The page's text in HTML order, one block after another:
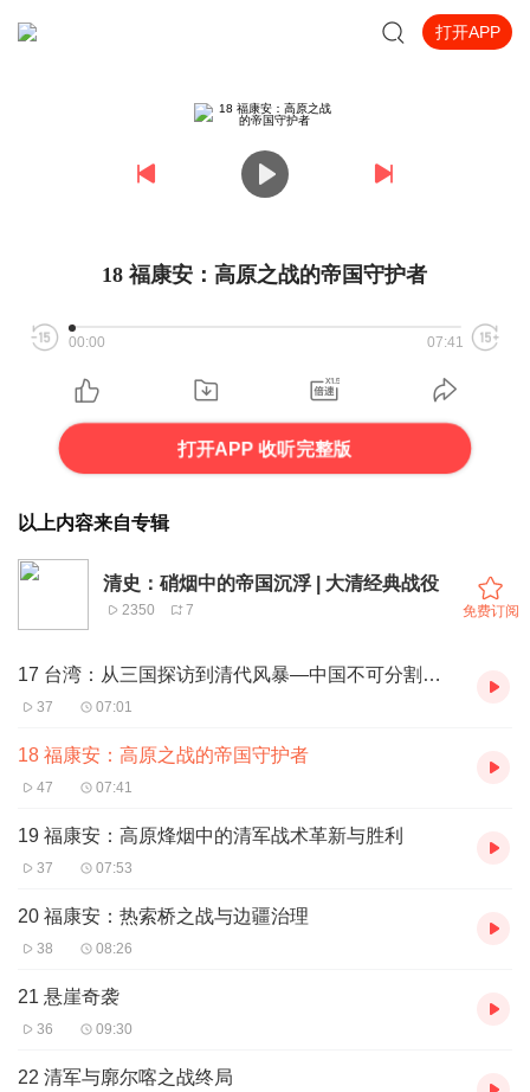
打开APP
18 福康安：高原之战的帝国守护者
00:00 07:41
打开APP 收听完整版
以上内容来自专辑
清史：硝烟中的帝国沉浮 | 大清经典战役
2350 7 免费订阅
17 台湾：从三国探访到清代风暴—中国不可分割的一部分
37 07:01
18 福康安：高原之战的帝国守护者
47 07:41
19 福康安：高原烽烟中的清军战术革新与胜利
37 07:53
20 福康安：热索桥之战与边疆治理
38 08:26
21 悬崖奇袭
36 09:30
22 清军与廓尔喀之战终局